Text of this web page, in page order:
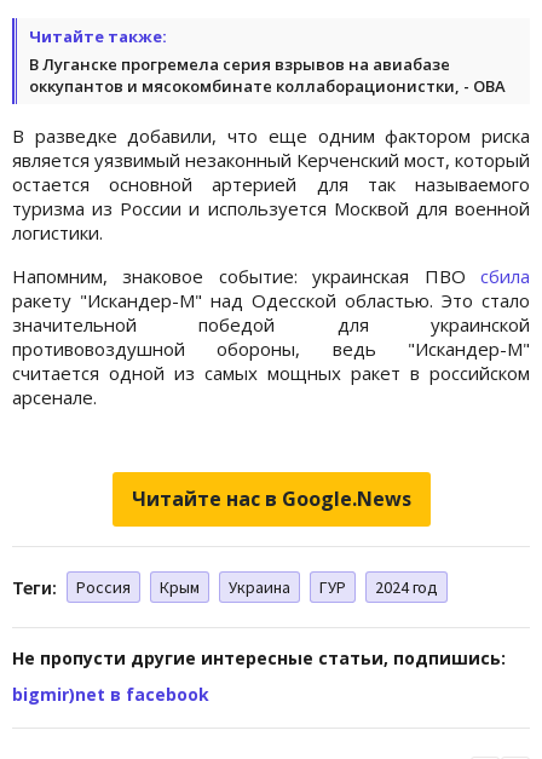
Читайте также:
В Луганске прогремела серия взрывов на авиабазе
оккупантов и мясокомбинате коллаборационистки, - ОВА
В разведке добавили, что еще одним фактором риска
является уязвимый незаконный Керченский мост, который
остается основной артерией для так называемого
туризма из России и используется Москвой для военной
логистики.
Напомним, знаковое событие: украинская ПВО сбила
ракету "Искандер-М" над Одесской областью. Это стало
значительной победой для украинской
противовоздушной обороны, ведь "Искандер-М"
считается одной из самых мощных ракет в российском
арсенале.
Читайте нас в Google.News
Теги: Россия Крым Украина ГУР 2024 год
Не пропусти другие интересные статьи, подпишись:
bigmir)net в facebook